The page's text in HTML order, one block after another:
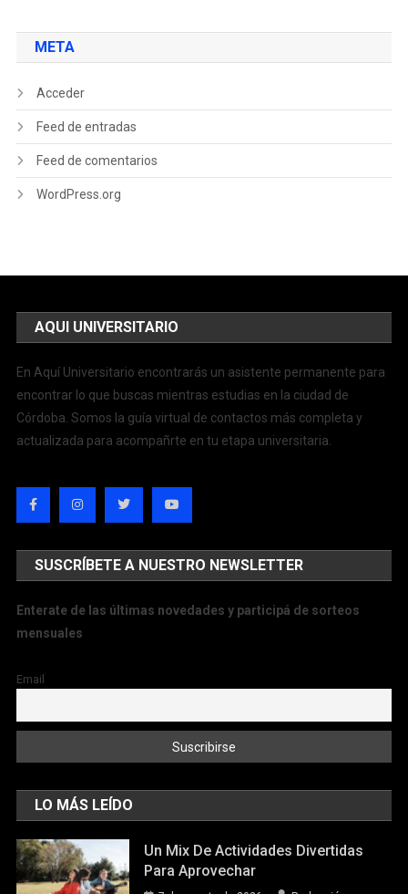
META
Acceder
Feed de entradas
Feed de comentarios
WordPress.org
AQUI UNIVERSITARIO
En Aquí Universitario encontrarás un asistente permanente para
encontrar lo que buscas mientras estudias en la ciudad de
Córdoba. Somos la guía virtual de contactos más completa y
actualizada para acompañrte en tu etapa universitaria.
SUSCRÍBETE A NUESTRO NEWSLETTER
Enterate de las últimas novedades y participá de sorteos
mensuales
Email
LO MÁS LEÍDO
Un Mix De Actividades Divertidas
Para Aprovechar